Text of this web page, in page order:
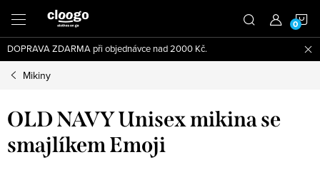
obsah
DOPRAVA ZDARMA při objednávce nad 2000 Kč.
Mikiny
OLD NAVY Unisex mikina se
smajlíkem Emoji